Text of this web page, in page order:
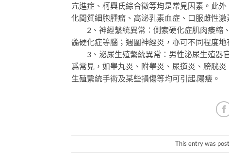
亢進症、柯興氏綜合徵等均是常見因素。此
化間質細胞腫瘤、高泌乳素血症、口服雌性激
2、神經繫統異常：側索硬化症肌肉痿縮
髓硬化症等腦；週圍神經炎，亦可不同程度地
3、泌尿生殖繫統異常：男性泌尿生殖器
爲常見，如睾丸炎、附睾炎、尿道炎、膀胱
生殖繫統手術及某些損傷等均可引起 陽痿。
This entry was